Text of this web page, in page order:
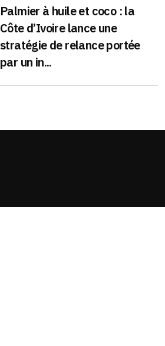
Palmier à huile et coco : la
Côte d’Ivoire lance une
stratégie de relance portée
par un in...